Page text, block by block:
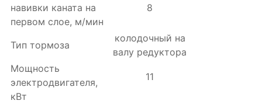
навивки каната на
первом слое, м/мин
8
Тип тормоза
колодочный на
валу редуктора
Мощность
электродвигателя,
кВт
11